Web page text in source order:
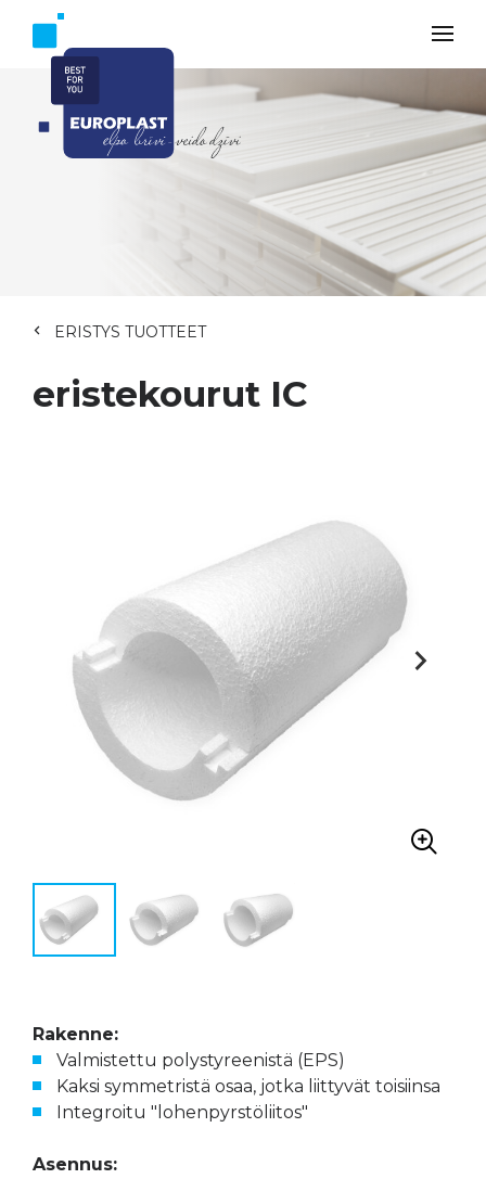
ERISTYS TUOTTEET
eristekourut IC
Rakenne:
Valmistettu polystyreenistä (EPS)
Kaksi symmetristä osaa, jotka liittyvät toisiinsa
Integroitu "lohenpyrstöliitos"
Asennus: